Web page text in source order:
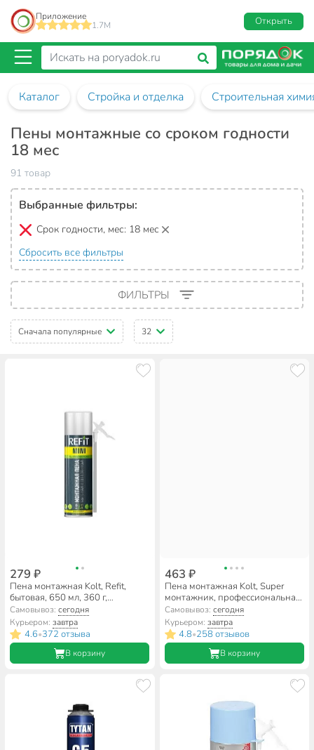
Приложение
1.7M
Открыть
Каталог Стройка и отделка Строительная
Пены монтажные со сроком годности
18 мес
91 товар
Выбранные фильтры:
Срок годности, мес: 18 мес
Сбросить все фильтры
ФИЛЬТРЫ
Сначала популярные 32
279 ₽
Пена монтажная Kolt, Refit,
бытовая, 650 мл, 360 г,
всесезонная, R36U15H
Самовывоз:сегодня
Курьером:завтра
4.6•372 отзыва
В корзину
463 ₽
Пена монтажная Kolt, Super
монтажник, профессиональная,
65 л, 1 л, всесезонная, SM78U65
Самовывоз: сегодня
Курьером: завтра
4.8•258 отзывов
В корзину